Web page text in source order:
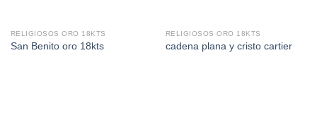
RELIGIOSOS ORO 18KTS
San Benito oro 18kts
RELIGIOSOS ORO 18KTS
cadena plana y cristo cartier